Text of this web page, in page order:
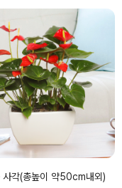
사각(총높이 약50cm내외)